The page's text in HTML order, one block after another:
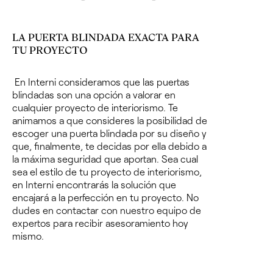
LA PUERTA BLINDADA EXACTA PARA
TU PROYECTO
En Interni consideramos que las puertas
blindadas son una opción a valorar en
cualquier proyecto de interiorismo. Te
animamos a que consideres la posibilidad de
escoger una puerta blindada por su diseño y
que, finalmente, te decidas por ella debido a
la máxima seguridad que aportan. Sea cual
sea el estilo de tu proyecto de interiorismo,
en Interni encontrarás la solución que
encajará a la perfección en tu proyecto. No
dudes en contactar con nuestro equipo de
expertos para recibir asesoramiento hoy
mismo.